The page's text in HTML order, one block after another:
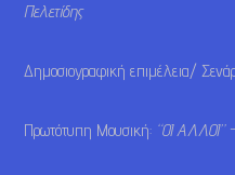
Πελετίδης
Δημοσιογραφική επιμέλεια/
Πρωτότυπη Μουσική: “ΟΙ ΑΛΛΟΙ”